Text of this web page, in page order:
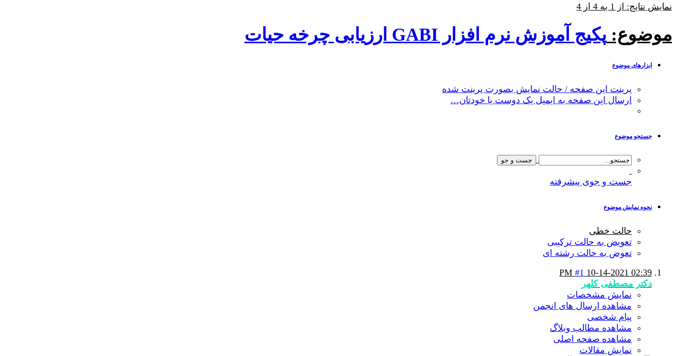
نمایش نتایج: از 1 به 4 از 4
موضوع: پکیج آموزش نرم افزار GABI ارزیابی چرخه حیات
ابزارهای موضوع
پرینت این صفحه / حالت نمایش بصورت پرینت شده
ارسال این صفحه به ایمیل یک دوست یا خودتان…
جستجو موضوع
جست و جوی پیشرفته
نحوه نمایش موضوع
حالت خطی
تعویض به حالت ترکیبی
تعوض به حالت رشته ای
10-14-2021 02:39 PM
#1
دکتر مصطفی کلهر
نمایش مشخصات
مشاهده ارسال های انجمن
پیام شخصی
مشاهده مطالب وبلاگ
مشاهده صفحه اصلی
نمایش مقالات